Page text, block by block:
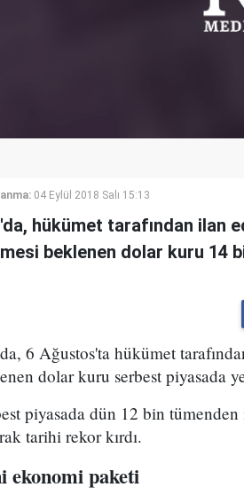
04 Eylül 2018 Salı 15:13
hükümet tarafından ilan
beklenen dolar kuru 14
6 Ağustos'ta hükümet
dolar kuru serbest piyasada
piyasada dün 12 bin
tarihi rekor kırdı.
ekonomi paketi